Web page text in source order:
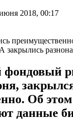
2018, 00:17
фондовый
Об этом
данные